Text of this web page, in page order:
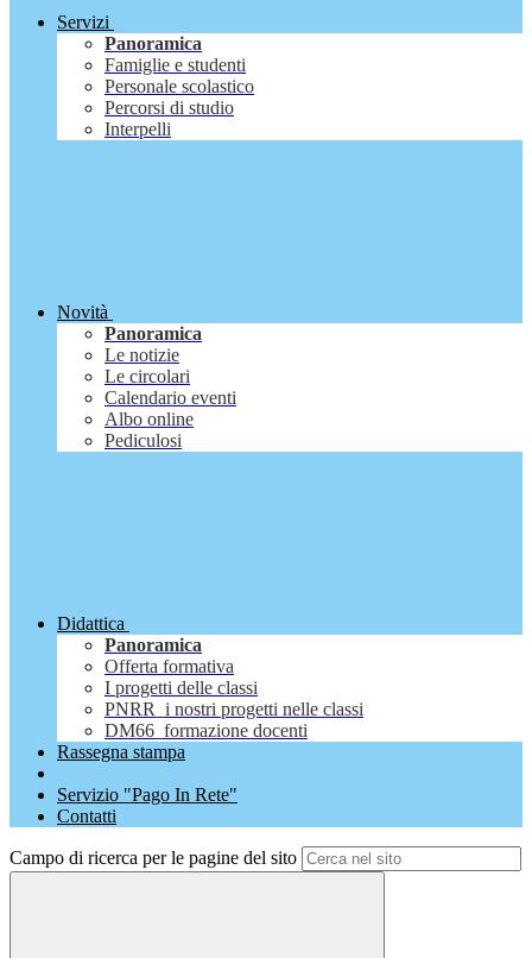
Servizi
Panoramica
Famiglie e studenti
Personale scolastico
Percorsi di studio
Interpelli
Novità
Panoramica
Le notizie
Le circolari
Calendario eventi
Albo online
Pediculosi
Didattica
Panoramica
Offerta formativa
I progetti delle classi
PNRR_i nostri progetti nelle classi
DM66_formazione docenti
Rassegna stampa
Servizio "Pago In Rete"
Contatti
Campo di ricerca per le pagine del sito